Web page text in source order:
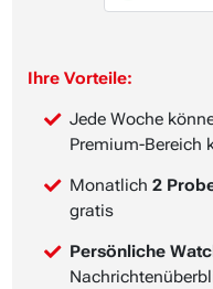
Ihre Vorteile:
Jede Woche
Premium-Bereich
Monatlich 2
gratis
Persönliche